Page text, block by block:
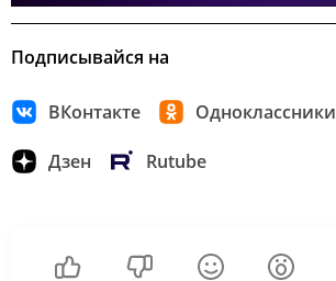
Подписывайся на
ВКонтакте Одноклассники
Дзен Rutube